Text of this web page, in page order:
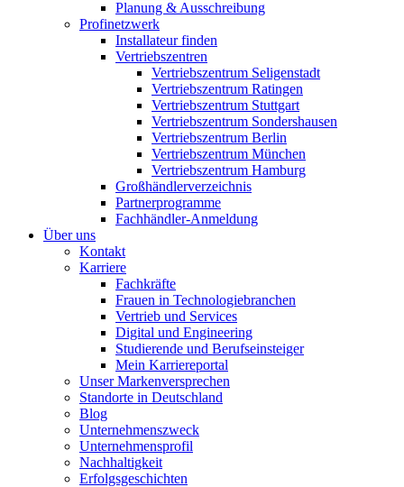
Planung & Ausschreibung
Profinetzwerk
Installateur finden
Vertriebszentren
Vertriebszentrum Seligenstadt
Vertriebszentrum Ratingen
Vertriebszentrum Stuttgart
Vertriebszentrum Sondershausen
Vertriebszentrum Berlin
Vertriebszentrum München
Vertriebszentrum Hamburg
Großhändlerverzeichnis
Partnerprogramme
Fachhändler-Anmeldung
Über uns
Kontakt
Karriere
Fachkräfte
Frauen in Technologiebranchen
Vertrieb und Services
Digital und Engineering
Studierende und Berufseinsteiger
Mein Karriereportal
Unser Markenversprechen
Standorte in Deutschland
Blog
Unternehmenszweck
Unternehmensprofil
Nachhaltigkeit
Erfolgsgeschichten